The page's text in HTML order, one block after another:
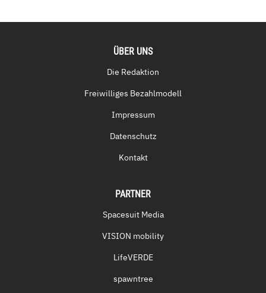
ÜBER UNS
Die Redaktion
Freiwilliges Bezahlmodell
Impressum
Datenschutz
Kontakt
PARTNER
Spacesuit Media
VISION mobility
LifeVERDE
spawntree